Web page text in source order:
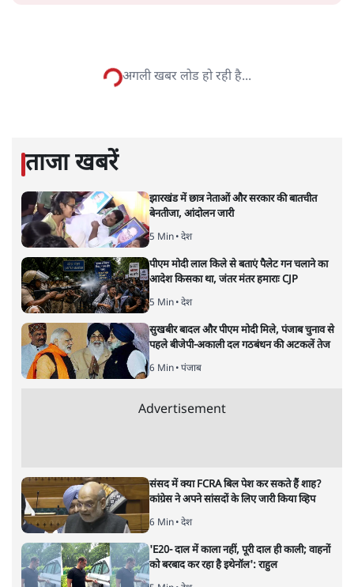
डाउनलोड
सोमदत्त शर्मा
सोमदत्त शर्मा की और स्टोरी पढ़ें
क्या योगी मोदी के उत्तराधिकारी होंगे?
अभी से योगी को मोदी का उत्तराधिकारी घोषित करने की होड़ टीवी
चैनलों में शुरू हो गयी है। ये सवाल गृह मंत्री अमित शाह को परेशान
भी करेगा और मोदी बाद की बीजेपी की राजनीति को प्रभावित करेगा।